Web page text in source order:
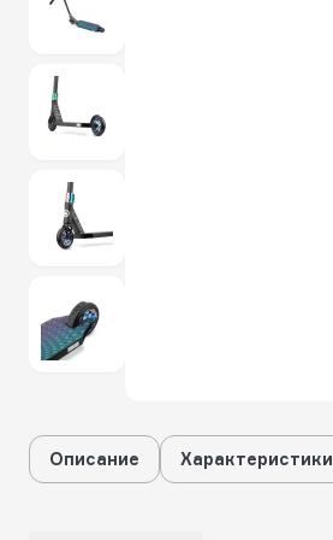
Описание Характеристики